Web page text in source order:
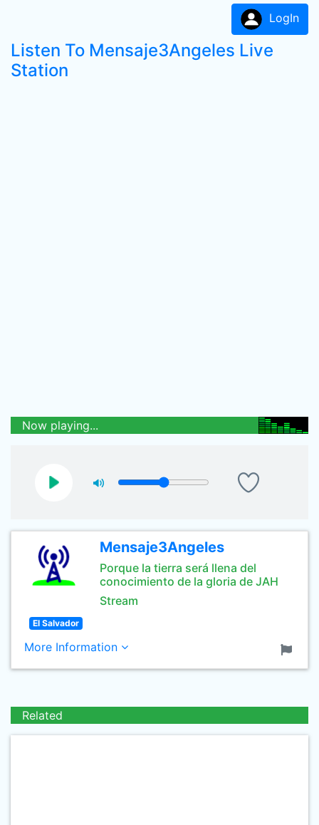
LogIn
Listen To Mensaje3Angeles Live
Station
Now playing...
Mensaje3Angeles
Porque la tierra será llena del
conocimiento de la gloria de JAH
Stream
El Salvador
More Information
Related